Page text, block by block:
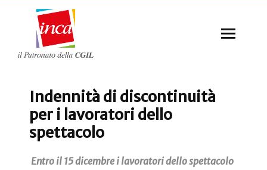
Indennità di discontinuità
per i lavoratori dello
spettacolo
Entro il 15 dicembre i lavoratori dello spettacolo